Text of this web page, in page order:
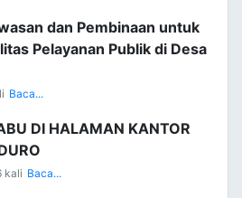
dan Pembinaan untuk
Pelayanan Publik di Desa
Baca...
DI HALAMAN KANTOR
kali Baca...